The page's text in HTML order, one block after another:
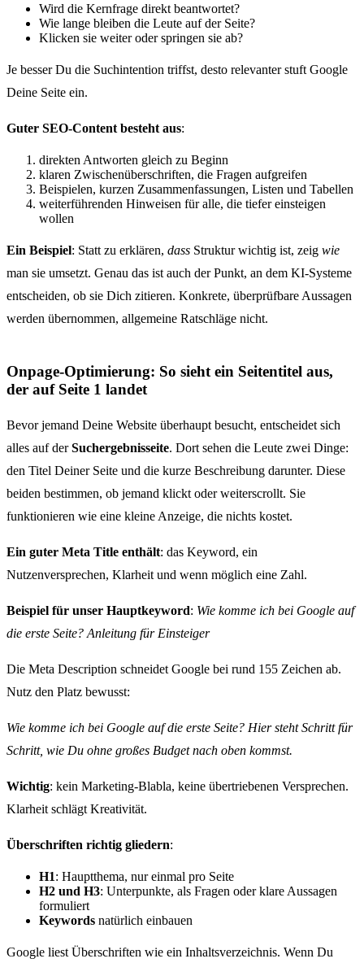
Wird die Kernfrage direkt beantwortet?
Wie lange bleiben die Leute auf der Seite?
Klicken sie weiter oder springen sie ab?
Je besser Du die Suchintention triffst, desto relevanter stuft Google
Deine Seite ein.
Guter SEO-Content besteht aus:
direkten Antworten gleich zu Beginn
klaren Zwischenüberschriften, die Fragen aufgreifen
Beispielen, kurzen Zusammenfassungen, Listen und Tabellen
weiterführenden Hinweisen für alle, die tiefer einsteigen
wollen
Ein Beispiel: Statt zu erklären, dass Struktur wichtig ist, zeig wie
man sie umsetzt. Genau das ist auch der Punkt, an dem KI-Systeme
entscheiden, ob sie Dich zitieren. Konkrete, überprüfbare Aussagen
werden übernommen, allgemeine Ratschläge nicht.
Onpage-Optimierung: So sieht ein Seitentitel aus,
der auf Seite 1 landet
Bevor jemand Deine Website überhaupt besucht, entscheidet sich
alles auf derSuchergebnisseite. Dort sehen die Leute zwei Dinge:
den Titel Deiner Seite und die kurze Beschreibung darunter. Diese
beiden bestimmen, ob jemand klickt oder weiterscrollt. Sie
funktionieren wie eine kleine Anzeige, die nichts kostet.
Ein guter Meta Title enthält: das Keyword, ein
Nutzenversprechen, Klarheit und wenn möglich eine Zahl.
Beispiel für unser Hauptkeyword: Wie komme ich bei Google auf
die erste Seite? Anleitung für Einsteiger
Die Meta Description schneidet Google bei rund 155 Zeichen ab.
Nutz den Platz bewusst:
Wie komme ich bei Google auf die erste Seite? Hier steht Schritt für
Schritt, wie Du ohne großes Budget nach oben kommst.
Wichtig: kein Marketing-Blabla, keine übertriebenen Versprechen.
Klarheit schlägt Kreativität.
Überschriften richtig gliedern:
H1: Hauptthema, nur einmal pro Seite
H2 und H3: Unterpunkte, als Fragen oder klare Aussagen
formuliert
Keywords natürlich einbauen
Google liest Überschriften wie ein Inhaltsverzeichnis. Wenn Du